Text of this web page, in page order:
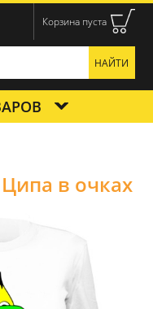
Корзина пуста
в очках